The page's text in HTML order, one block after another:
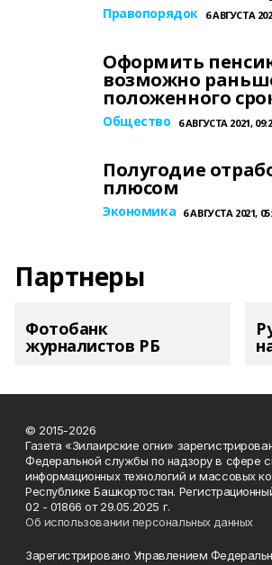
Правопорядок 6 АВГУСТА
Оформить
возможно
положенного
Общество 6 АВГУСТА 2021,
Полугодие
плюсом
Экономика 6 АВГУСТА 2021,
Партнеры
Фотобанк
журналистов РБ
© 2015-2026
Газета «Зилаирские огни»
Федеральной службы по надзору в сфере
информационных технологий и массовых
Республике Башкортостан.
02 - 01866 от 29.05.2025 г.
Об использовании персональных данных
Зарегистрировано Управлением